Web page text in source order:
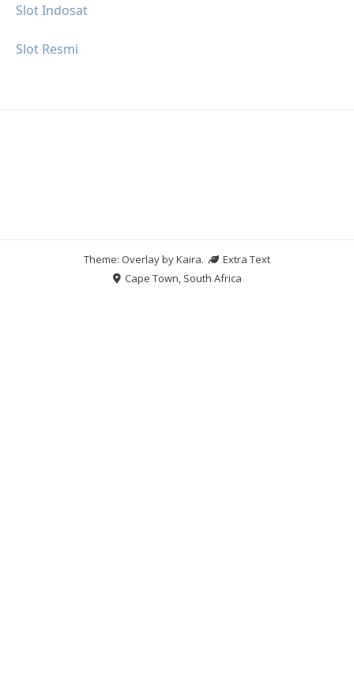
Slot Indosat
Slot Resmi
Theme: Overlay byKaira.
Extra Text
Cape Town, South Africa